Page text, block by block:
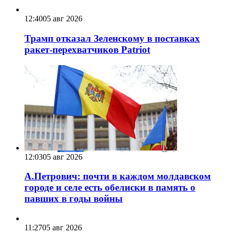
12:4005 авг 2026
Трамп отказал Зеленскому в поставках
ракет-перехватчиков Patriot
12:0305 авг 2026
А.Петрович: почти в каждом молдавском
городе и селе есть обелиски в память о
павших в годы войны
11:2705 авг 2026